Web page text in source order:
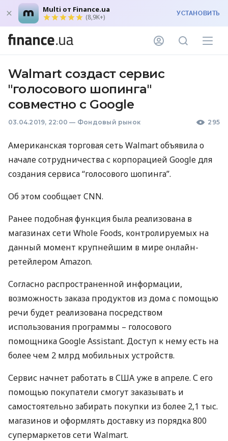
Multi от Finance.ua
(8,9K+) УСТАНОВИТЬ
Walmart создаст сервис
"голосового шопинга"
совместно с Google
03.04.2019, 22:00 — Фондовый рынок 295
Американская торговая сеть Walmart объявила о
начале сотрудничества с корпорацией Google для
создания сервиса “голосового шопинга”.
Об этом сообщает CNN.
Ранее подобная функция была реализована в
магазинах сети Whole Foods, контролируемых на
данный момент крупнейшим в мире онлайн-
ретейлером Amazon.
Согласно распространенной информации,
возможность заказа продуктов из дома с помощью
речи будет реализована посредством
использования программы – голосового
помощника Google Assistant. Доступ к нему есть на
более чем 2 млрд мобильных устройств.
Сервис начнет работать вСША уже в апреле. С его
помощью покупатели смогут заказывать и
самостоятельно забирать покупки из более 2,1 тыс.
магазинов и оформлять доставку из порядка 800
супермаркетов сети Walmart.